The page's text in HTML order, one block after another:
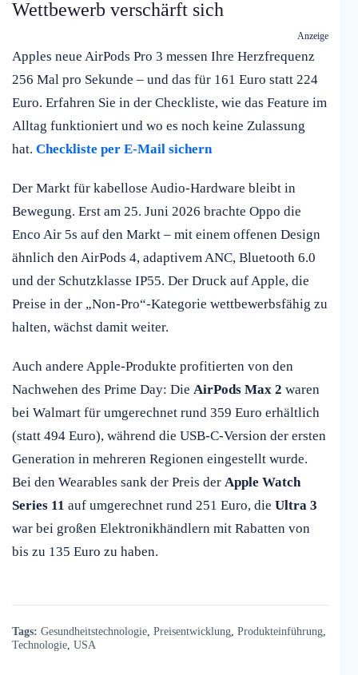
Wettbewerb verschärft sich
Anzeige
Apples neue AirPods Pro 3 messen Ihre Herzfrequenz
256 Mal pro Sekunde – und das für 161 Euro statt 224
Euro. Erfahren Sie in der Checkliste, wie das Feature im
Alltag funktioniert und wo es noch keine Zulassung
hat. Checkliste per E-Mail sichern
Der Markt für kabellose Audio-Hardware bleibt in
Bewegung. Erst am 25. Juni 2026 brachte Oppo die
Enco Air 5s auf den Markt – mit einem offenen Design
ähnlich den AirPods 4, adaptivem ANC, Bluetooth 6.0
und der Schutzklasse IP55. Der Druck auf Apple, die
Preise in der „Non-Pro“-Kategorie wettbewerbsfähig zu
halten, wächst damit weiter.
Auch andere Apple-Produkte profitierten von den
Nachwehen des Prime Day: Die AirPods Max 2 waren
bei Walmart für umgerechnet rund 359 Euro erhältlich
(statt 494 Euro), während die USB-C-Version der ersten
Generation in mehreren Regionen eingestellt wurde.
Bei den Wearables sank der Preis der Apple Watch
Series 11 auf umgerechnet rund 251 Euro, die Ultra 3
war bei großen Elektronikhändlern mit Rabatten von
bis zu 135 Euro zu haben.
Tags: Gesundheitstechnologie Preisentwicklung Produkteinführung
Technologie USA